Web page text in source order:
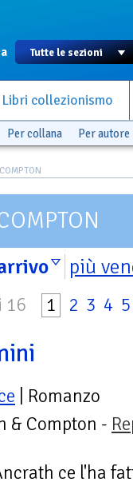
Libri collezionismo
Per collana Per autore
più
16 1 2 3 4 5
| Romanzo
& Compton -
ce l'ha